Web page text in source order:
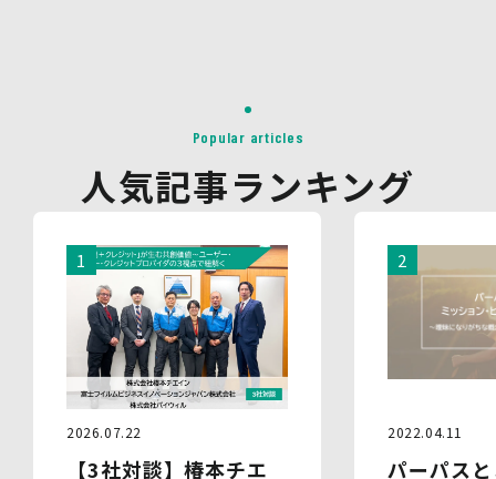
・各種お問い合わせに対応するため
正確な把握のため
・取得した情報を解析又は分析して、当社サービス「環境
グ」「ブランドコンサルティング」の改善・開発を行うた
め
・統計資料の作成のため
4.第三者への提供
当社は、イベントやセミナーにて取得した個人情報につ
き、以下の内容に従って第三者提供を行うことがありま
す。なお、本人の同意がある場合及び法令の定めによる場
第三者に提供することはありません。
(1)提供先
Popular articles
人気記事ランキング
2026.07.22
【3社対談】椿本チエ
2022.04.11
パーパス